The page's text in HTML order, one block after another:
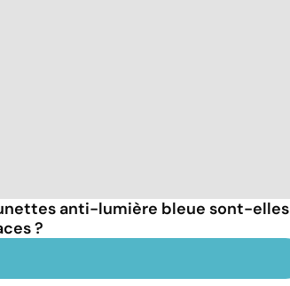
anti-lumière bleue sont-elles
?